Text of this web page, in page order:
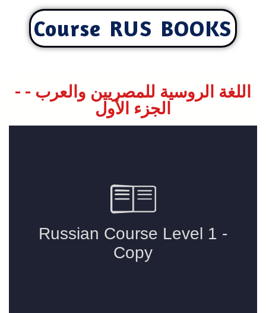
Course RUS BOOKS
اللغة الروسية للمصريين والعرب - -
الجزء الأول